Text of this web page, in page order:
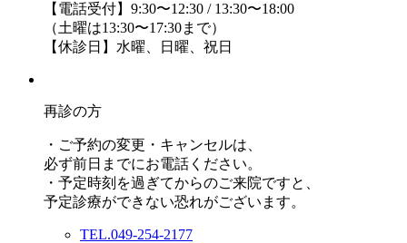
【電話受付】9:30〜12:30 / 13:30〜18:00
（土曜は13:30〜17:30まで）
【休診日】水曜、日曜、祝日
再診の方
・ご予約の変更・キャンセルは、
必ず前日までにお電話ください。
・予定時刻を過ぎてからのご来院ですと、
予定診療ができない恐れがございます。
TEL.049-254-2177